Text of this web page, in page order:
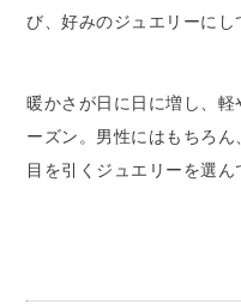
び、好みのジュエリーにし
暖かさが日に日に増し、
ーズン。男性にはもちろ
目を引くジュエリーを選ん